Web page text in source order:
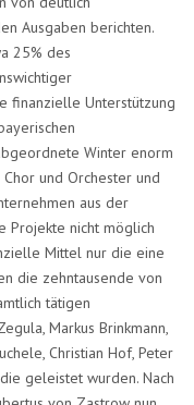
Ausgaben berichten.
25% des
finanzielle Unterstützung
Winter enorm
und Orchester und
aus der
Projekte nicht möglich
Mittel nur die eine
die zehntausende von
tätigen
Markus Brinkmann,
Christian Hof, Peter
geleistet wurden. Nach